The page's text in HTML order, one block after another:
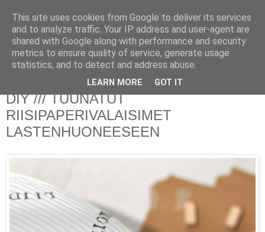
PUISTOLASSA
BLOG BY PETRA L.
maanantai 20. tammikuuta 2014
DIY /// TUUNATUT
RIISIPAPERIVALAISIMET
LASTENHUONEESEEN
This site uses cookies from Google to deliver its services
and to analyze traffic. Your IP address and user-agent are
shared with Google along with performance and security
metrics to ensure quality of service, generate usage
statistics, and to detect and address abuse.
LEARN MORE GOT IT